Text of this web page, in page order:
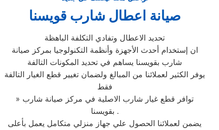
صيانة اعطال شارب قويسنا
تحديد الاعطال وتفادي التكلفة الباهظة
ان إستخدام أحدث الأجهزة وأنظمة التكنولوجيا بمركز صيانة
شارب بقويسنا يساهم في تحديد المكونات التالفة
يوفر الكثير لعملائنا من المبالغ ولضمان تغيير قطع الغيار التالفة
فقط
» توافر قطع غيار شارب الاصلية في مركز صيانة شارب
بقويسنا .
يضمن لعملائنا الحصول علي جهاز منزلي متكامل يعمل بأعلى